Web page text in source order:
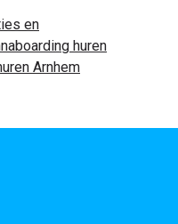
en
huren
Arnhem